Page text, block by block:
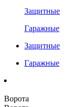
Защитные
Гаражные
Защитные
Гаражные
Ворота